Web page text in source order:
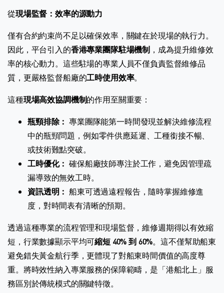
從現場監督：效率的源動力
僅有合約約束尚不足以確保效率，關鍵在於現場的執行力。
因此，平台引入的香港專業團隊駐場機制 ，成為提升維修效
率的核心動力。這些駐場的專業人員不僅負責監督維修品
質，更嚴格監督船廠的工時使用效率。
這種現場高效協調機制的作用至關重要：
瓶頸排除： 專業團隊能第一時間發現並解決維修流程
中的瓶頸問題，例如零件供應延遲、工種銜接不暢、
或技術難點突破。
工時優化： 確保船廠技師專注於工作，避免因管理疏
漏導致的無效工時。
資訊透明： 船東可透過遠程報告，隨時掌握維修進
度，對時間表有清晰的預期。
透過這種專業的流程管理和現場監督，維修週期得以有效縮
短，行業數據顯示平均可縮短 40% 到 60%。這不僅幫助船東
避免錯失黃金航行季，更體現了對船東時間價值的高度尊
重。將時效性納入專業服務的保障範疇，是「港船北上」服
務區別於傳統模式的關鍵特徵。